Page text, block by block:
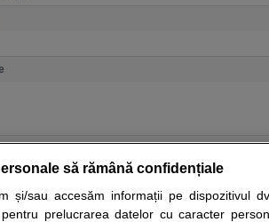
simptome Interpretare analize
să rămână confidențiale
și/sau accesăm informații pe dispozitivul
prelucrarea datelor cu caracter